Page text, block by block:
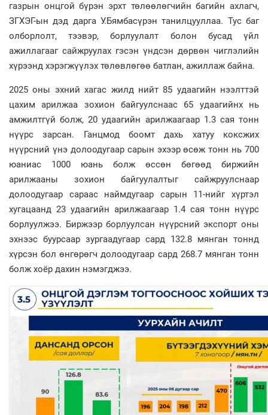
газрын онцгой бүрэн эрхт төлөөлөгчийн багийн ахлагч,
ЗГХЭГ-ын дэд дарга У.Бямбасүрэн танилцууллаа. Тус баг
олборлолт, тээвэр, борлуулалт болон бусад үйл
ажиллагааг сайжруулах гэсэн үндсэн дөрвөн чиглэлийн
хүрээнд хэрэгжүүлэх төлөвлөгөө батлан, ажиллаж байна.
2025 оны эхний хагас жилд нийт 85 удаагийн нээлттэй
цахим арилжаа зохион байгуулснаас 65 удаагийнх нь
амжилтгүй болж, 20 удаагийн арилжаагаар 1.3 сая тонн
нүүрс зарсан. Ганцмод боомт дахь хатуу коксжих
нүүрсний үнэ долоодугаар сарын эхээр өсөж тонн нь 700
юаниас 1000 юань болж өссөн бөгөөд биржийн
арилжааны зохион байгуулалтыг сайжруулснаар
долоодугаар сараас наймдугаар сарын 11-нийг хүртэл
хугацаанд 23 удаагийн арилжаагаар 1.4 сая тонн нүүрс
борлуулжээ. Биржээр борлуулсан нүүрсний экспорт оны
эхнээс буурсаар зургаадугаар сард 132.8 мянган тоннд
хүрсэн бол өнгөрөгч долоодугаар сард 268.7 мянган тонн
болж хоёр дахин нэмэгджээ.